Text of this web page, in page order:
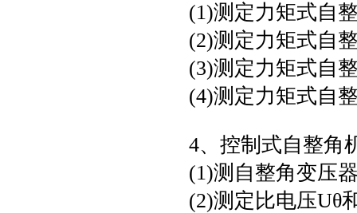
(1)测定力矩式自
(2)测定力矩式自
(3)测定力矩式自
(4)测定力矩式自
4、控制式自整角
(1)测自整角变压
(2)测定比电压Uθ